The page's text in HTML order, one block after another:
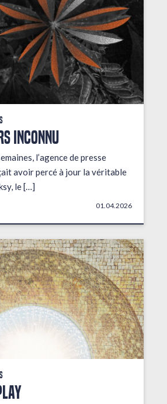
INCONNU
l’agence de presse
avoir percé à jour la véritable
le […]
01.04.2026